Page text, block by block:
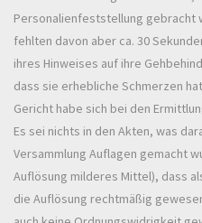
Personalienfeststellung gebracht
fehlten davon aber ca. 30
ihres Hinweises auf ihre
dass sie erhebliche Schmerzen
Gericht habe sich bei den
Es sei nichts in den Akten, was
Versammlung Auflagen gemacht
Auflösung milderes Mittel), dass
die Auflösung rechtmäßig